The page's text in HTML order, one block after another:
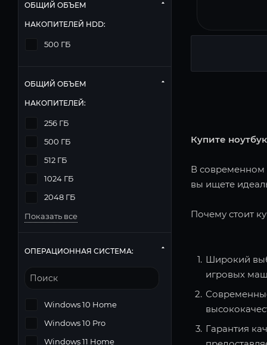
Купите
В современном
вы ищете
Почему стоит
Широкий
игровых
Гарантия
ОБЩИЙ ОБЪЕМ
НАКОПИТЕЛЕЙ HDD:
500 ГБ
ОБЩИЙ ОБЪЕМ
НАКОПИТЕЛЕЙ:
256 ГБ
500 ГБ
512 ГБ
1024 ГБ
2048 ГБ
Показать все
ОПЕРАЦИОННАЯ СИСТЕМА:
Windows 10 Home
Windows 10 Pro
Windows 11 Home